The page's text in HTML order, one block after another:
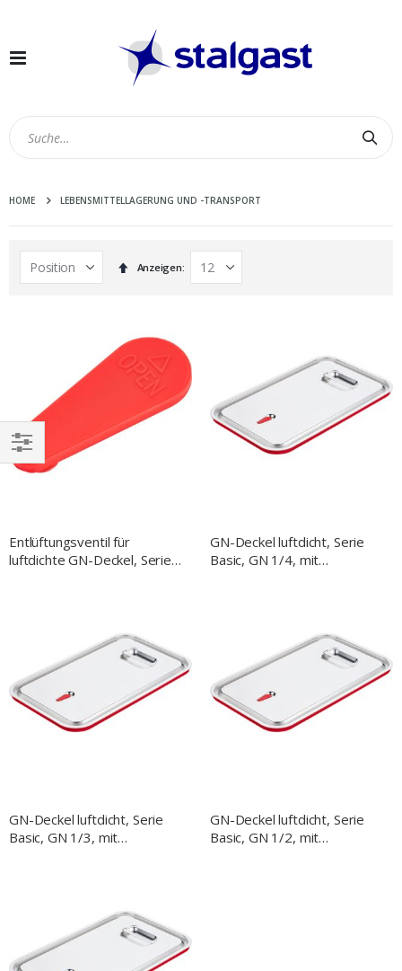
Navigation
HOME LEBENSMITTELLAGERUNG UND -TRANSPORT
In
absteigender
Anzeigen
Entlüftungsventil für
luftdichte GN-Deckel, Serie
GN-Deckel luftdicht, Serie
Basic, GN 1/4, mit
GN-Deckel luftdicht, Serie
Basic, GN 1/3, mit
GN-Deckel luftdicht, Serie
Basic, GN 1/2, mit
EINKAUFEN